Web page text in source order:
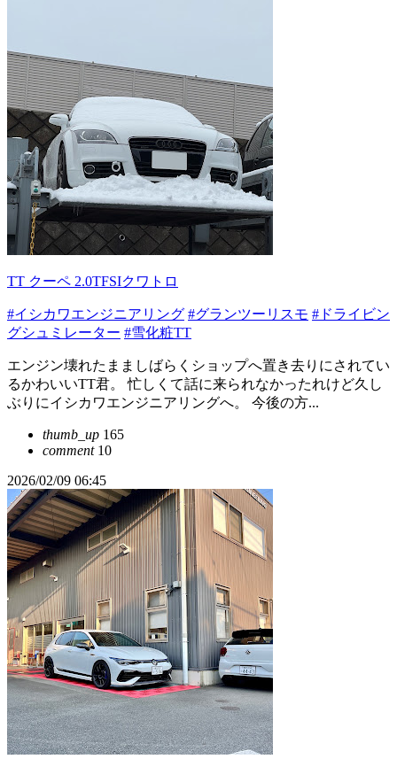
TT クーペ 2.0TFSIクワトロ
#イシカワエンジニアリング #グランツーリスモ #ドライビン
グシュミレーター #雪化粧TT
エンジン壊れたまましばらくショップへ置き去りにされてい
るかわいいTT君。 忙しくて話に来られなかったれけど久し
ぶりにイシカワエンジニアリングへ。 今後の方...
thumb_up 165
comment10
2026/02/09 06:45